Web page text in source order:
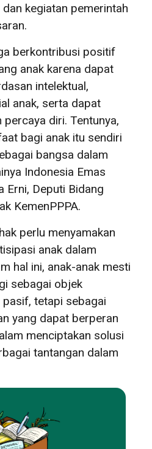
dan kegiatan pemerintah
berkontribusi positif
anak karena dapat
intelektual,
anak, serta dapat
diri. Tentunya,
bagi anak itu sendiri
bangsa dalam
Indonesia Emas
Erni, Deputi Bidang
KemenPPPA.
perlu menyamakan
anak dalam
hal ini, anak-anak mesti
sebagai objek
tetapi sebagai
yang dapat berperan
menciptakan solusi
tantangan dalam